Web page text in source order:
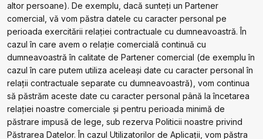
altor persoane). De exemplu, dacă sunteți un Partener
comercial, vă vom păstra datele cu caracter personal pe
perioada exercitării relației contractuale cu dumneavoastră. În
cazul în care avem o relație comercială continuă cu
dumneavoastră în calitate de Partener comercial (de exemplu în
cazul în care putem utiliza aceleași date cu caracter personal în
relații contractuale separate cu dumneavoastră), vom continua
să păstrăm aceste date cu caracter personal până la încetarea
relației noastre comerciale și pentru perioada minimă de
păstrare impusă de lege, sub rezerva Politicii noastre privind
Păstrarea Datelor. În cazul Utilizatorilor de Aplicații, vom păstra